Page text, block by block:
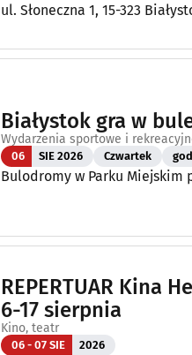
ul. Słoneczna 1, 15-323
Białystok gra w
Wydarzenia sportowe i
06 SIE 2026 Czwartek
Bulodromy w Parku Miejskim
REPERTUAR Kina
6-17 sierpnia
Kino, teatr
06 - 07 SIE 2026